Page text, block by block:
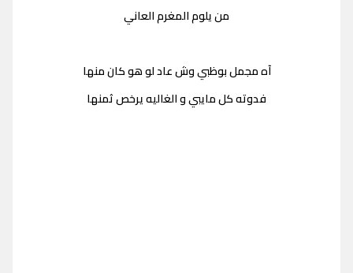
من يلوم المغرم العاني
آه مجمل بوظبي وش عاد لو هو كان منها
فدوته كل مايبي و الغاليه يرخص ثمنها